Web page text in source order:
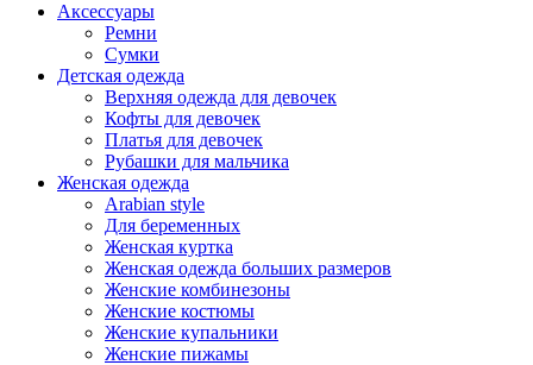
Аксессуары
Ремни
Сумки
Детская одежда
Верхняя одежда для девочек
Кофты для девочек
Платья для девочек
Рубашки для мальчика
Женская одежда
Arabian style
Для беременных
Женская куртка
Женская одежда больших размеров
Женские комбинезоны
Женские костюмы
Женские купальники
Женские пижамы